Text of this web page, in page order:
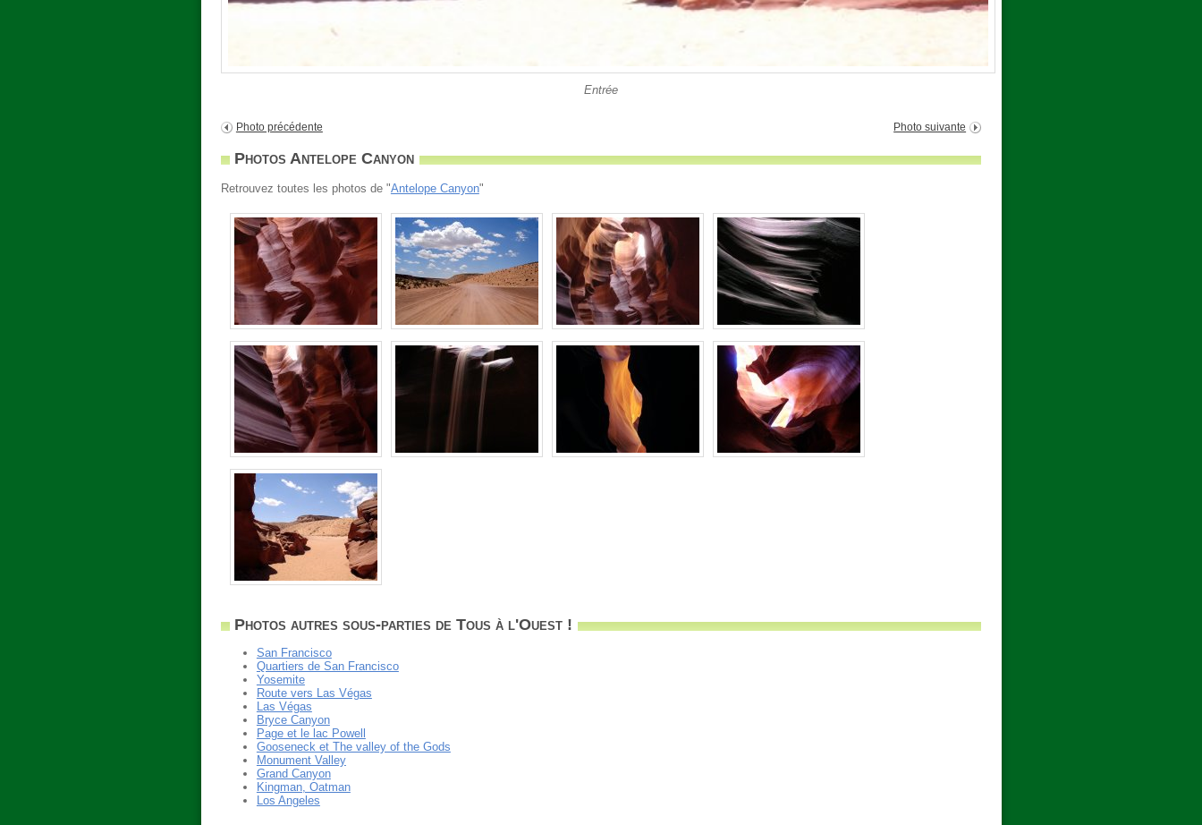
Entrée
Photo précédente Photo suivante
Photos Antelope Canyon
Retrouvez toutes les photos de "Antelope Canyon"
Photos autres sous-parties de Tous à l'Ouest !
San Francisco
Quartiers de San Francisco
Yosemite
Route vers Las Végas
Las Végas
Bryce Canyon
Page et le lac Powell
Gooseneck et The valley of the Gods
Monument Valley
Grand Canyon
Kingman, Oatman
Los Angeles